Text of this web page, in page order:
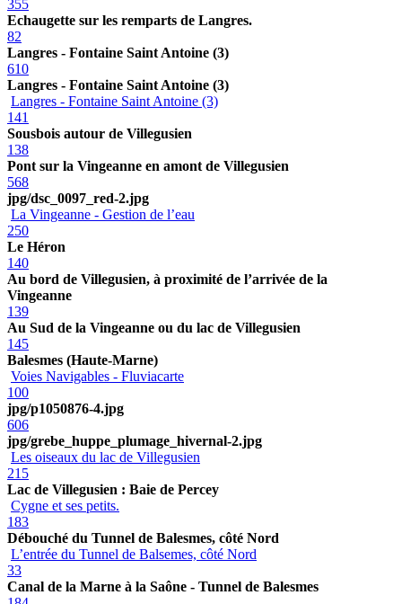
355
Echaugette sur les remparts de Langres.
82
Langres - Fontaine Saint Antoine (3)
610
Langres - Fontaine Saint Antoine (3)
Langres - Fontaine Saint Antoine (3)
141
Sousbois autour de Villegusien
138
Pont sur la Vingeanne en amont de Villegusien
568
jpg/dsc_0097_red-2.jpg
La Vingeanne - Gestion de l’eau
250
Le Héron
140
Au bord de Villegusien, à proximité de l’arrivée de la
Vingeanne
139
Au Sud de la Vingeanne ou du lac de Villegusien
145
Balesmes (Haute-Marne)
Voies Navigables - Fluviacarte
100
jpg/p1050876-4.jpg
606
jpg/grebe_huppe_plumage_hivernal-2.jpg
Les oiseaux du lac de Villegusien
215
Lac de Villegusien : Baie de Percey
Cygne et ses petits.
183
Débouché du Tunnel de Balesmes, côté Nord
L’entrée du Tunnel de Balsemes, côté Nord
33
Canal de la Marne à la Saône - Tunnel de Balesmes